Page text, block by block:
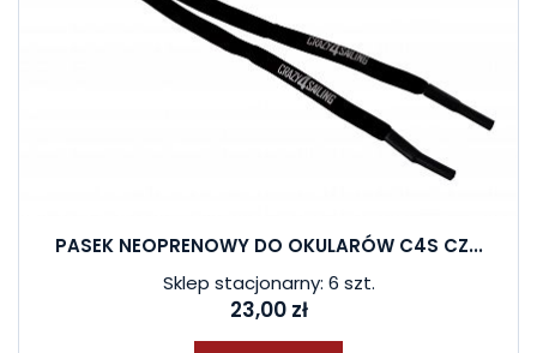
PASEK NEOPRENOWY DO OKULARÓW C4S CZ...
Sklep stacjonarny: 6 szt.
23,00 zł